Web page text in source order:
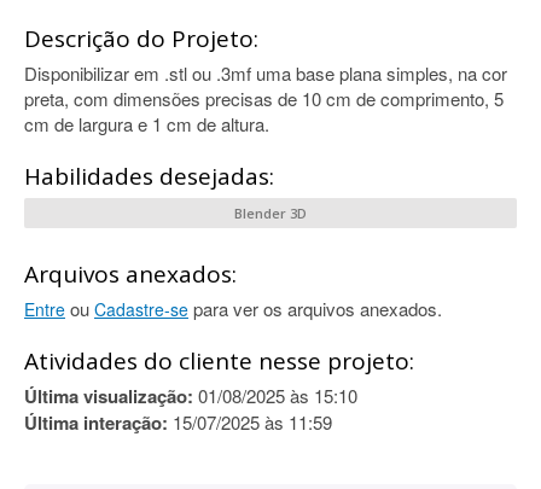
Descrição do Projeto:
Disponibilizar em .stl ou .3mf uma base plana simples, na cor
preta, com dimensões precisas de 10 cm de comprimento, 5
cm de largura e 1 cm de altura.
Habilidades desejadas:
Blender 3D
Arquivos anexados:
Entre ou Cadastre-se para ver os arquivos anexados.
Atividades do cliente nesse projeto:
Última visualização: 01/08/2025 às 15:10
Última interação: 15/07/2025 às 11:59